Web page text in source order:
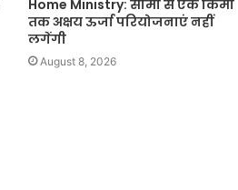
Home Ministry: सीमा से एक किमी
तक अक्षय ऊर्जा परियोजनाएं नहीं
लगेंगी
August 8, 2026